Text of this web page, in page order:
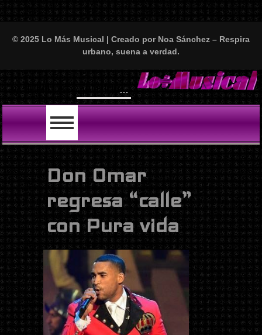
© 2025 Lo Más Musical | Creado por Noa Sánchez – Respira
urbano, suena a verdad.
LO ÚLTIMO Will Smit
Don Omar
regresa “calle”
con Pura vida